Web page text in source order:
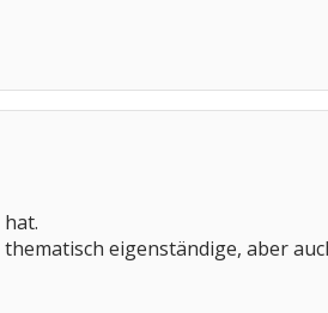
eigenständige, aber